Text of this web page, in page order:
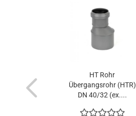
HT Rohr
Übergangsrohr (HTR)
DN 40/32 (ex....